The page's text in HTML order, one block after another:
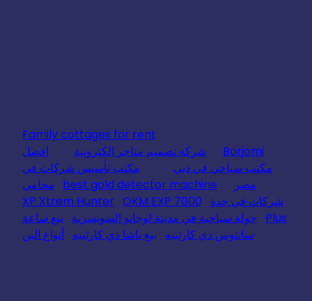
Family cottages for rent
Borjomi
شركة تصميم متاجر الكترونية
افضل
مكتب سياحي في دبي
مكتب تأسيس شركات في
مصر
best gold detector machine
محامي
شركات في جدة
XP Xtrem Hunter OKM EXP 7000
Plus
جولة سياحية في مدينة لوجانو السويسرية
بيع ساعة
سانتوس دي كارتييه
بيع باشا دي كارتييه أنواع البن